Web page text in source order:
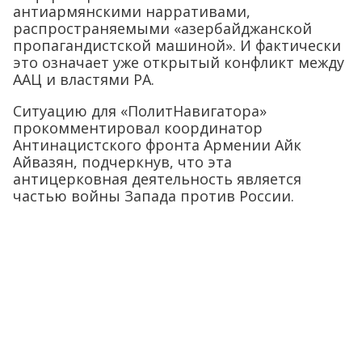
антиармянскими нарративами,
распространяемыми «азербайджанской
пропагандистской машиной». И фактически
это означает уже открытый конфликт между
ААЦ и властями РА.
Ситуацию для «ПолитНавигатора»
прокомментировал координатор
Антинацистского фронта Армении Айк
Айвазян, подчеркнув, что эта
антицерковная деятельность является
частью войны Запада против России.